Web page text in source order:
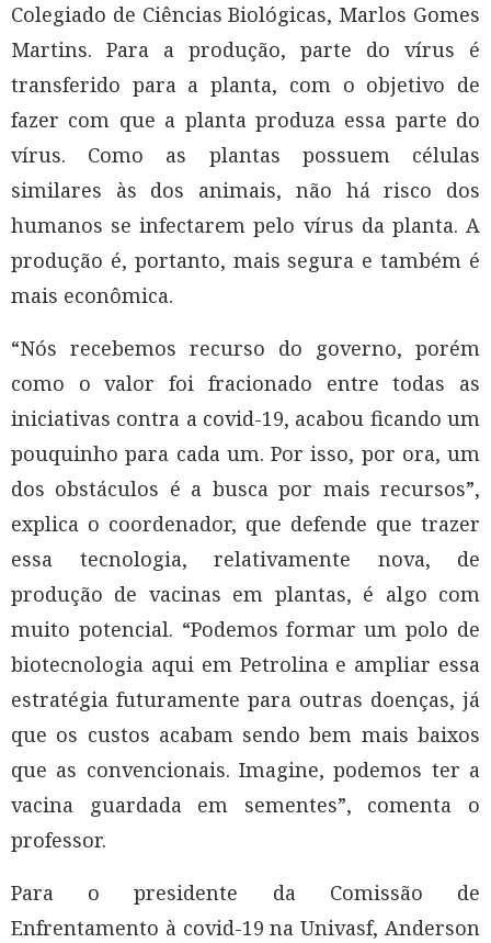
Colegiado de Ciências Biológicas, Marlos Gomes
Martins. Para a produção, parte do vírus é
transferido para a planta, com o objetivo de
fazer com que a planta produza essa parte do
vírus. Como as plantas possuem células
similares às dos animais, não há risco dos
humanos se infectarem pelo vírus da planta. A
produção é, portanto, mais segura e também é
mais econômica.
“Nós recebemos recurso do governo, porém
como o valor foi fracionado entre todas as
iniciativas contra a covid-19, acabou ficando um
pouquinho para cada um. Por isso, por ora, um
dos obstáculos é a busca por mais recursos”,
explica o coordenador, que defende que trazer
essa tecnologia, relativamente nova, de
produção de vacinas em plantas, é algo com
muito potencial. “Podemos formar um polo de
biotecnologia aqui em Petrolina e ampliar essa
estratégia futuramente para outras doenças, já
que os custos acabam sendo bem mais baixos
que as convencionais. Imagine, podemos ter a
vacina guardada em sementes”, comenta o
professor.
Para o presidente da Comissão de
Enfrentamento à covid-19 na Univasf, Anderson